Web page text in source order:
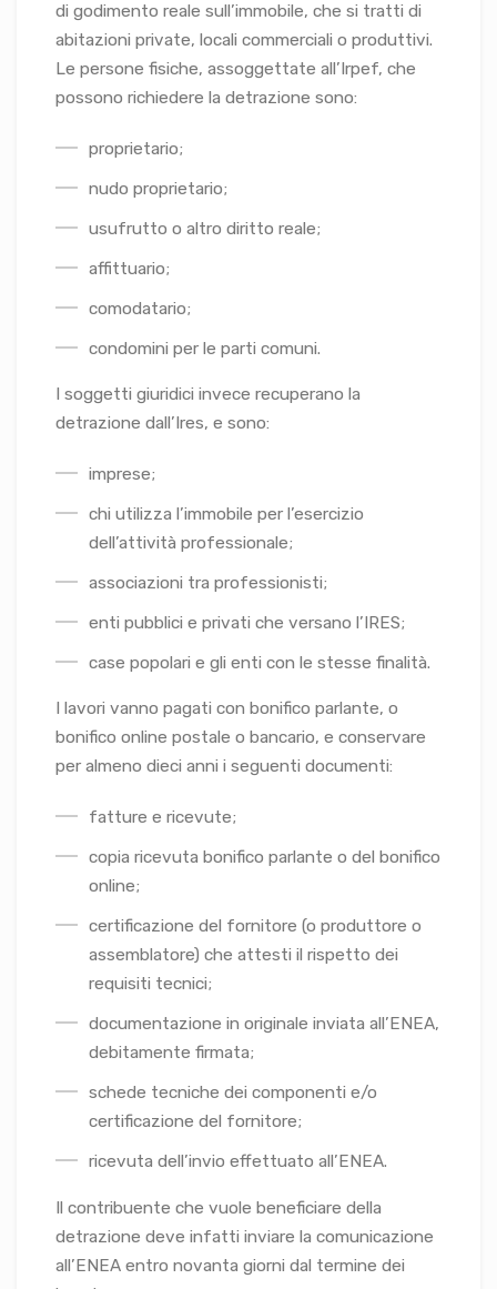
di godimento reale sull’immobile, che si tratti di
abitazioni private, locali commerciali o produttivi.
Le persone fisiche, assoggettate all’Irpef, che
possono richiedere la detrazione sono:
proprietario;
nudo proprietario;
usufrutto o altro diritto reale;
affittuario;
comodatario;
condomini per le parti comuni.
I soggetti giuridici invece recuperano la
detrazione dall’Ires, e sono:
imprese;
chi utilizza l’immobile per l’esercizio
dell’attività professionale;
associazioni tra professionisti;
enti pubblici e privati che versano l’IRES;
case popolari e gli enti con le stesse finalità.
I lavori vanno pagati con bonifico parlante, o
bonifico online postale o bancario, e conservare
per almeno dieci anni i seguenti documenti:
fatture e ricevute;
copia ricevuta bonifico parlante o del bonifico
online;
certificazione del fornitore (o produttore o
assemblatore) che attesti il rispetto dei
requisiti tecnici;
documentazione in originale inviata all’ENEA,
debitamente firmata;
schede tecniche dei componenti e/o
certificazione del fornitore;
ricevuta dell’invio effettuato all’ENEA.
Il contribuente che vuole beneficiare della
detrazione deve infatti inviare la comunicazione
all’ENEA entro novanta giorni dal termine dei